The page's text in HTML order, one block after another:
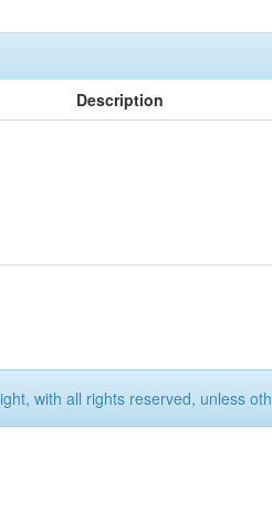
Description
with all rights reserved, unless